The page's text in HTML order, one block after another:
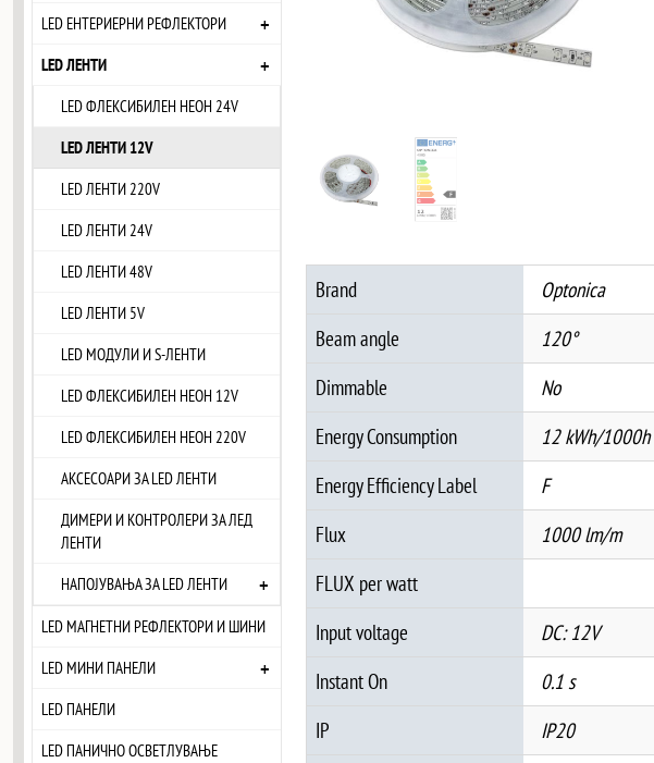
LED ЕНТЕРИЕРНИ РЕФЛЕКТОРИ +
LED ЛЕНТИ
LED ФЛЕКСИБИЛЕН НЕОН 24V
LED ЛЕНТИ 12V
LED ЛЕНТИ 220V
LED ЛЕНТИ 24V
LED ЛЕНТИ 48V
LED ЛЕНТИ 5V
LED МОДУЛИ И S-ЛЕНТИ
LED ФЛЕКСИБИЛЕН НЕОН 12V
LED ФЛЕКСИБИЛЕН НЕОН 220V
АКСЕСОАРИ ЗА LED ЛЕНТИ
ДИМЕРИ И КОНТРОЛЕРИ ЗА ЛЕД
ЛЕНТИ
НАПОЈУВАЊА ЗА LED ЛЕНТИ
+
+
LED МАГНЕТНИ РЕФЛЕКТОРИ И ШИНИ
LED МИНИ ПАНЕЛИ
+
LED ПАНЕЛИ
LED ПАНИЧНО ОСВЕТЛУВАЊЕ
Brand
Optonica
Beam angle
120°
Dimmable
No
Energy Consumption
12 kWh/1000h
Energy Efficiency Label
F
Flux
1000 lm/m
FLUX per watt
Input voltage
DC: 12V
Instant On
0.1 s
IP
IP20